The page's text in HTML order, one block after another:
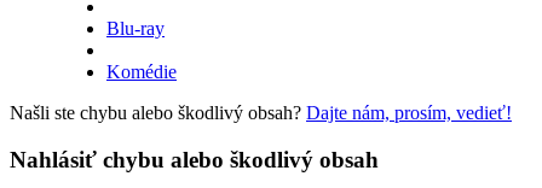
Blu-ray
Komédie
Našli ste chybu alebo škodlivý obsah? Dajte nám, prosím, vedieť!
Nahlásiť chybu alebo škodlivý obsah